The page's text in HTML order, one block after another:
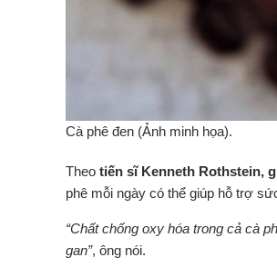
Cà phê đen (Ảnh minh họa).
Theo tiến sĩ Kenneth Rothstein,
phê mỗi ngày có thể giúp hỗ trợ
“Chất chống oxy hóa trong cả cà
gan”, ông nói.